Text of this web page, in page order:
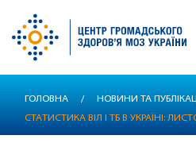
основного
ГОЛОВНА / НОВИНИ ТА
СТАТИСТИКА ВІЛ І ТБ В УКРАЇНІ: